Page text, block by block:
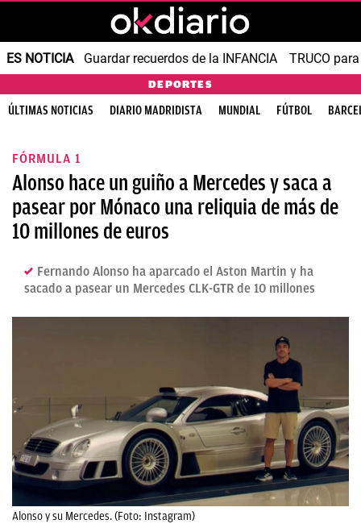
ES NOTICIA Guardar recuerdos de la INFANCIA TRUCO
DEPORTES
ÚLTIMAS NOTICIAS DIARIO MADRIDISTA MUNDIAL FÚTBOL
FÓRMULA 1
Alonso hace un guiño a Mercedes y saca a
pasear por Mónaco una reliquia de más de
10 millones de euros
Fernando Alonso ha aparcado el Aston Martin y ha
sacado a pasear un Mercedes CLK-GTR de 10 millones
Alonso y su Mercedes. (Foto: Instagram)